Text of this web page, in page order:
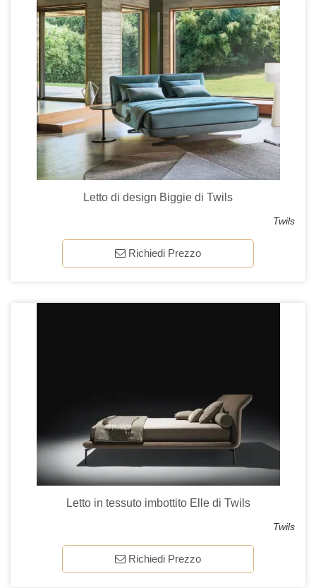
Letto di design Biggie di Twils
Twils
Richiedi Prezzo
Letto in tessuto imbottito Elle di Twils
Twils
Richiedi Prezzo